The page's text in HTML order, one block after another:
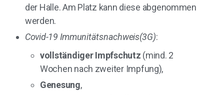
der Halle. Am Platz kann diese abgenommen
werden.
Covid-19 Immunitätsnachweis(3G):
vollständiger Impfschutz (mind. 2
Wochen nach zweiter Impfung),
Genesung,